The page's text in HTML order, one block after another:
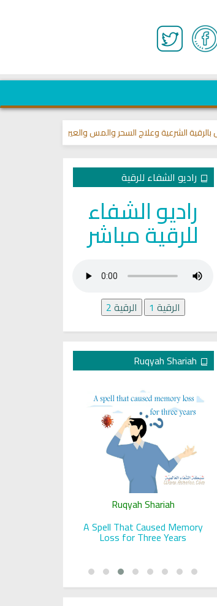
قناة وشفاء لما فيالشرعية وعلاج السحر والمس والعين 🌾
راديو الشفاء للرقية
راديو الشفاء
للرقية مباشر
الرقية 1 الرقية2
Ruqyah Shariah
A Spell That Caused Memory
Loss for Three Years